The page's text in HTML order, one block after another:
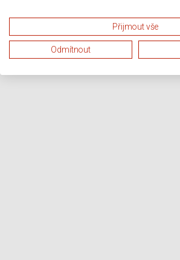
Přijmout vše
Odmítnout